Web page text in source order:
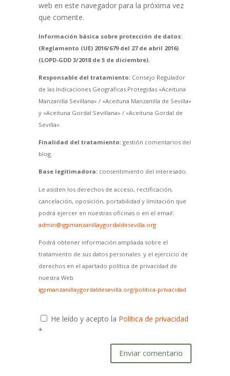
web en este navegador para la próxima vez
que comente.
Información básica sobre protección de datos:
(Reglamento (UE) 2016/679 del 27 de abril 2016)
(LOPD-GDD 3/2018 de 5 de diciembre).
Responsable del tratamiento:Consejo Regulador
de las Indicaciones Geográficas Protegidas «Aceituna
Manzanilla Sevillana» / «Aceituna Manzanilla de Sevilla»
y «Aceituna Gordal Sevillana» / «Aceituna Gordal de
Sevilla».
Finalidad del tratamiento:gestión comentarios del
blog.
Base legitimadora:consentimiento del interesado.
Le asisten los derechos de acceso, rectificación,
cancelación, oposición, portabilidad y limitación que
podrá ejercer en nuestras oficinas o en el email:
admin@igpmanzanillaygordaldesevilla.org
Podrá obtener información ampliada sobre el
tratamiento de sus datos personales y el ejercicio de
derechos en el apartado política de privacidad de
nuestra Web
igpmanzanillaygordaldesevilla.org/politica-privacidad
He leído y acepto la Política de privacidad
*
Enviar comentario